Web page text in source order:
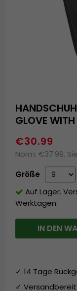
GLOVE
€30.99
Norm. €37.99.
Größe
Auf Lager.
Werktagen.
IN DEN
✓ 14 Tage
✓